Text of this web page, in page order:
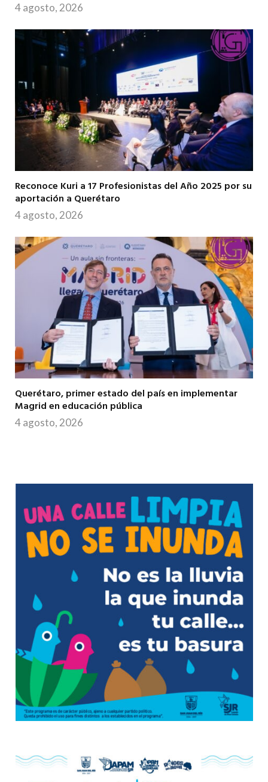
4 agosto, 2026
Reconoce Kuri a 17 Profesionistas del Año 2025 por su
aportación a Querétaro
4 agosto, 2026
Querétaro, primer estado del país en implementar
Magrid en educación pública
4 agosto, 2026